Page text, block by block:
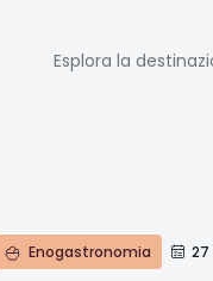
Esplora la
Enogastronomia 27